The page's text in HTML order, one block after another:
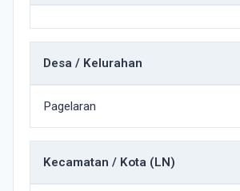
Desa / Kelurahan
Pagelaran
Kecamatan / Kota (LN)